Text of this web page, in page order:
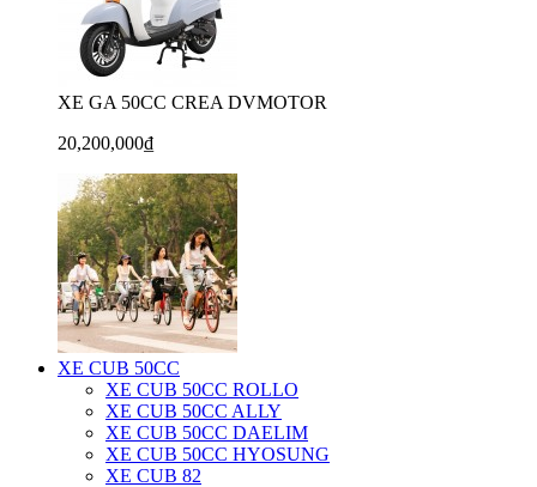
XE GA 50CC CREA DVMOTOR
20,200,000₫
XE CUB 50CC
XE CUB 50CC ROLLO
XE CUB 50CC ALLY
XE CUB 50CC DAELIM
XE CUB 50CC HYOSUNG
XE CUB 82